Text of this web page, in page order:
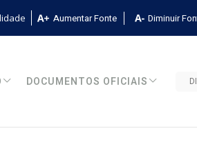
Aumentar Fonte Diminuir
DOCUMENTOS OFICIAIS